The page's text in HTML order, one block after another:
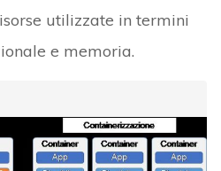
utilizzate in termini
e memoria.